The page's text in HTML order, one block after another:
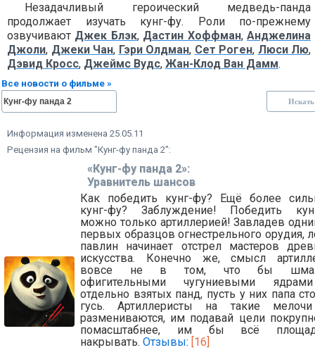
Незадачливый героический медведь-панда
продолжает изучать кунг-фу. Роли по-прежнему
озвучивают Джек Блэк, Дастин Хоффман,Анджелина
Джоли, Джеки Чан, Гэри Олдман, Сет Роген, Люси Лю,
Дэвид Кросс, Джеймс Вудс, Жан-Клод Ван Дамм.
Все новости о фильме »
Информация изменена 25.05.11
Рецензия на фильм "Кунг-фу панда 2":
«Кунг-фу панда 2»:
Уравнитель шансов
Как победить кунг-фу? Ещё более
кунг-фу? Заблуждение! Победить
можно только артиллерией! Завладев
первых образцов огнестрельного орудия,
павлин начинает отстрел мастеров
искусства. Конечно же, смысл
вовсе не в том, что бы
офигительными чугуниевыми
отдельно взятых панд, пусть у них папа
гусь. Артиллеристы на такие
размениваются, им подавай цели
помасштабнее, им бы всё
накрывать. Отзывы: [16]